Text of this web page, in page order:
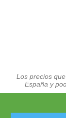
Los precios
España y